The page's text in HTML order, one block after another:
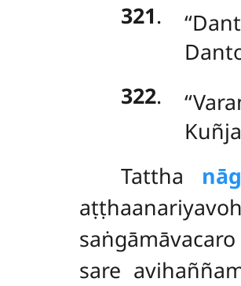
321.
322.
Tattha
sare